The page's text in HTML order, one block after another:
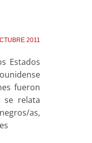
2011
Estados
fueron
se relata
as,